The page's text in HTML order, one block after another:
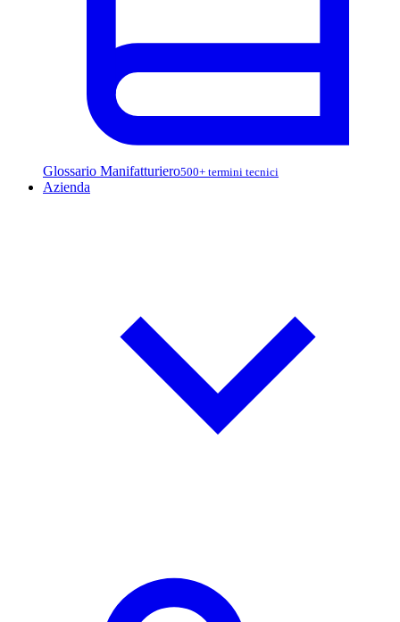
Glossario Manifatturiero500+ termini tecnici
Azienda